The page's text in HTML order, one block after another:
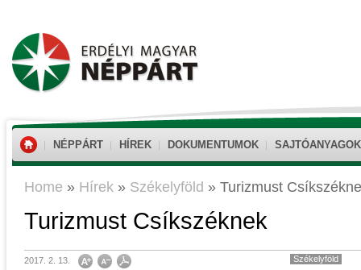
NÉPPÁRT HÍREK DOKUMENTUMOK SAJTÓANYAGOK
Home » Hírek » Székelyföld » Turizmust
Turizmust Csíkszéknek
2017. 2. 13. Székelyföld